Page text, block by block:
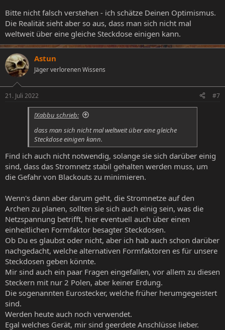
Bitte nicht falsch verstehen - ich schätze Deinen Optimismus.
Die Realität sieht aber so aus, dass man sich nicht mal
weltweit über eine gleiche Steckdose einigen kann.
Astun
Jäger verlorenen Wissens
21. Juli 2022 #7
!Xabbu schrieb:
dass man sich nicht mal weltweit über eine gleiche
Steckdose einigen kann.
Find ich auch nicht notwendig, solange sie sich darüber einig
sind, dass das Stromnetz stabil gehalten werden muss, um
die Gefahr von Blackouts zu minimieren.
Wenn's dann aber darum geht, die Stromnetze auf den
Archen zu planen, sollten sie sich auch einig sein, was die
Netzspannung betrifft, hier eventuell auch über einen
einheitlichen Formfaktor besagter Steckdosen.
Ob Du es glaubst oder nicht, aber ich hab auch schon darüber
nachgedacht, welche alternativen Formfaktoren es für unsere
Steckdosen geben könnte.
Mir sind auch ein paar Fragen eingefallen, vor allem zu diesen
Steckern mit nur 2 Polen, aber keiner Erdung.
Die sogenannten Eurostecker, welche früher herumgegeistert
sind.
Werden heute auch noch verwendet.
Egal welches Gerät, mir sind geerdete Anschlüsse lieber.